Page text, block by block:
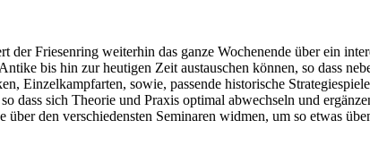
Friesenring weiterhin das ganze Wochenende über ein
bis hin zur heutigen Zeit austauschen können, so dass
Einzelkampfarten, sowie, passende historische
dass sich Theorie und Praxis optimal abwechseln und
den verschiedensten Seminaren widmen, um so etwas